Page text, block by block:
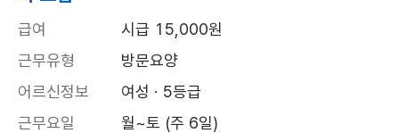
급여
시급 15,000원
근무유형
방문요양
어르신정보
여성 · 5등급
근무요일
월~토 (주 6일)